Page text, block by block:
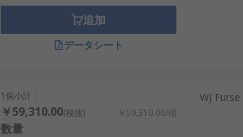
追加
データシート
1個小計：
￥59,310.00(税抜) ￥59,310.00/個
数量
WJ Furse